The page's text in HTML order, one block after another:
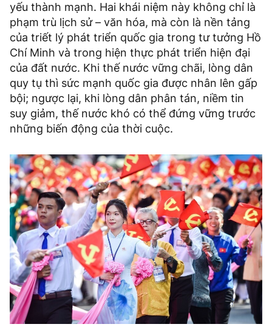
yếu thành mạnh. Hai khái niệm này không chỉ là
phạm trù lịch sử – văn hóa, mà còn là nền tảng
của triết lý phát triển quốc gia trong tư tưởng Hồ
Chí Minh và trong hiện thực phát triển hiện đại
của đất nước. Khi thế nước vững chãi, lòng dân
quy tụ thì sức mạnh quốc gia được nhân lên gấp
bội; ngược lại, khi lòng dân phân tán, niềm tin
suy giảm, thế nước khó có thể đứng vững trước
những biến động của thời cuộc.